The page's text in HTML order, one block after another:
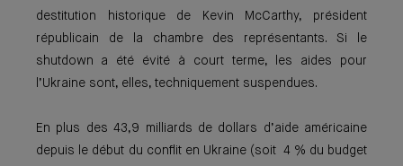
destitution historique de Kevin McCarthy, président
républicain de la chambre des représentants. Si le
shutdown a été évité à court terme, les aides pour
l’Ukraine sont, elles, techniquement suspendues.
En plus des 43,9 milliards de dollars d’aide américaine
depuis le début du conflit en Ukraine (soit 4 % du budget